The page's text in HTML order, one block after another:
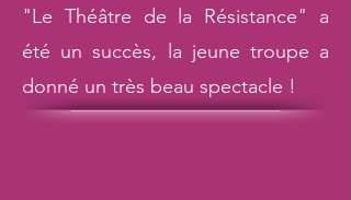
"Le Théâtre de la Résistance" a
été un succès, la jeune troupe a
donné un très beau spectacle !